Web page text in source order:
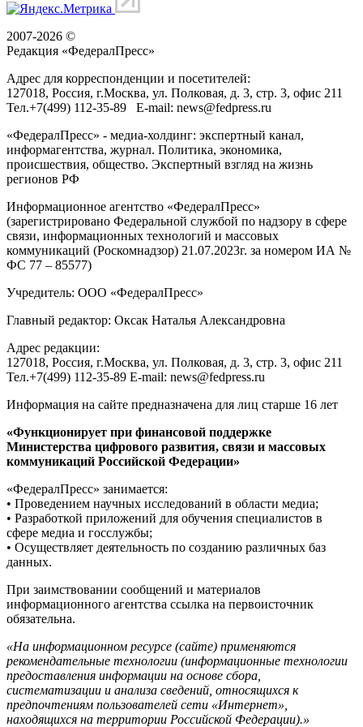
2007-2026 ©
Редакция «ФедералПресс»
Адрес для корреспонденции и посетителей:
127018, Россия, г.Москва, ул. Полковая, д. 3, стр. 3, офис 211
Тел.+7(499) 112-35-89 E-mail: news@fedpress.ru
«ФедералПресс» - медиа-холдинг: экспертный канал,
информагентства, журнал. Политика, экономика,
происшествия, общество. Экспертный взгляд на жизнь
регионов РФ
Информационное агентство «ФедералПресс»
(зарегистрировано Федеральной службой по надзору в сфере
связи, информационных технологий и массовых
коммуникаций (Роскомнадзор) 21.07.2023г. за номером ИА №
ФС 77 – 85577)
Учредитель: ООО «ФедералПресс»
Главный редактор: Оксак Наталья Александровна
Адрес редакции:
127018, Россия, г.Москва, ул. Полковая, д. 3, стр. 3, офис 211
Тел.+7(499) 112-35-89 E-mail: news@fedpress.ru
Информация на сайте предназначена для лиц старше 16 лет
«Функционирует при финансовой поддержке
Министерства цифрового развития, связи и массовых
коммуникаций Российской Федерации»
«ФедералПресс» занимается:
• Проведением научных исследований в области медиа;
• Разработкой приложений для обучения специалистов в
сфере медиа и госслужбы;
• Осуществляет деятельность по созданию различных баз
данных.
При заимствовании сообщений и материалов
информационного агентства ссылка на первоисточник
обязательна.
«На информационном ресурсе (сайте) применяются
рекомендательные технологии (информационные технологии
предоставления информации на основе сбора,
систематизации и анализа сведений, относящихся к
предпочтениям пользователей сети «Интернет»,
находящихся на территории Российской Федерации).»